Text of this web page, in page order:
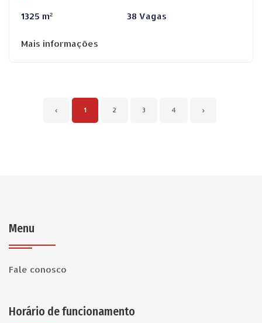
1325 m² 38 Vagas
Mais informações
‹ 1 2 3 4 ›
Menu
Fale conosco
Horário de funcionamento